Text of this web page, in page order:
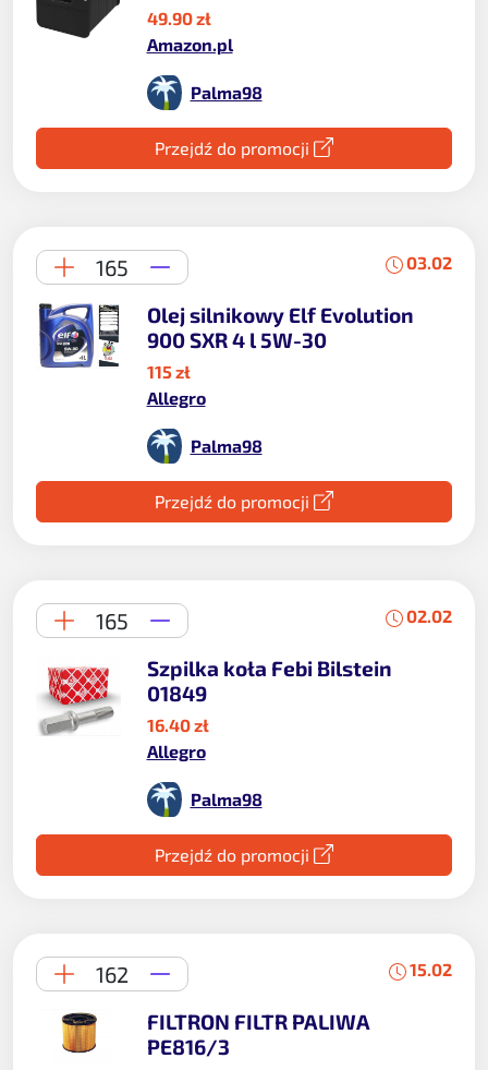
49.90 zł
Amazon.pl
Palma98
Przejdź do promocji
165 03.02
Olej silnikowy Elf Evolution
900 SXR 4 l 5W-30
115 zł
Allegro
Palma98
Przejdź do promocji
165 02.02
Szpilka koła Febi Bilstein
01849
16.40 zł
Allegro
Palma98
Przejdź do promocji
162 15.02
FILTRON FILTR PALIWA
PE816/3